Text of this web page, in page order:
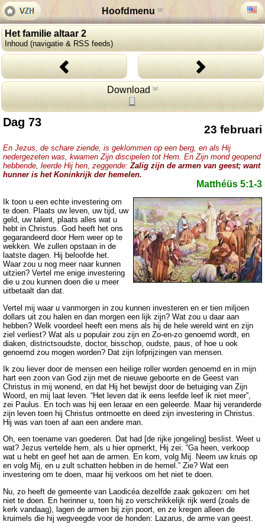
Hoofdmenu
Het familie altaar 2
Inhoud (navigatie & RSS feeds)
Download
23 februari
Dag 73
En Jezus, de schare ziende, is geklommen op een berg, en als Hij
nedergezeten was, kwamen Zijn discipelen tot Hem. En Zijn mond geopend
hebbende, leerde Hij hen, zeggende:Zalig zijn de armen van geest; want
hunner is het Koninkrijk der hemelen.
Matthéüs 5:1-3
Ik toon u een echte investering om
te doen. Plaats uw leven, uw tijd, uw
geld, uw talent, plaats alles wat u
hebt in Christus. God heeft het ons
gegarandeerd door Hem weer op te
wekken. We zullen opstaan in de
laatste dagen. Hij beloofde het.
Waar zou u nog meer naar kunnen
uitzien? Vertel me enige investering
die u zou kunnen doen die u meer
uitbetaalt dan dat.
Vertel mij waar u vanmorgen in zou kunnen investeren en er tien miljoen
dollars uit zou halen en dan morgen een lijk zijn? Wat zou u daar aan
hebben? Welk voordeel heeft een mens als hij de hele wereld wint en zijn
ziel verliest? Wat als u populair zou zijn en Zo-en-zo genoemd wordt, en
diaken, districtsoudste, doctor, bisschop, oudste, paus, of hoe u ook
genoemd zou mogen worden? Dat zijn lofprijzingen van mensen.
Ik zou liever door de mensen een heilige roller worden genoemd en in mijn
hart een zoon van God zijn met de nieuwe geboorte en de Geest van
Christus in mij wonend, en dat Hij het bewijst door de betuiging van Zijn
Woord, en mij laat leven. “Het leven dat ik eens leefde leef ik niet meer”,
zei Paulus. En toch was hij een leraar en een geleerde. Maar hij veranderde
zijn leven toen hij Christus ontmoette en deed zijn investering in Christus.
Hij was van toen af aan een andere man.
Oh, een toename van goederen. Dat had [de rijke jongeling] beslist. Weet u
wat? Jezus vertelde hem, als u hier opmerkt, Hij zei: “Ga heen, verkoop
wat u hebt en geef het aan de armen. En kom, volg Mij. Neem uw kruis op
en volg Mij, en u zult schatten hebben in de hemel.” Zie? Wat een
investering om te doen, maar hij verkoos om het niet te doen.
Nu, zo heeft de gemeente van Laodicéa dezelfde zaak gekozen: om het
niet te doen. En herinner u, toen hij zo verschrikkelijk rijk werd (zoals de
kerk vandaag), lagen de armen bij zijn poort, en ze kregen alleen de
kruimels die hij wegveegde voor de honden: Lazarus, de arme van geest.